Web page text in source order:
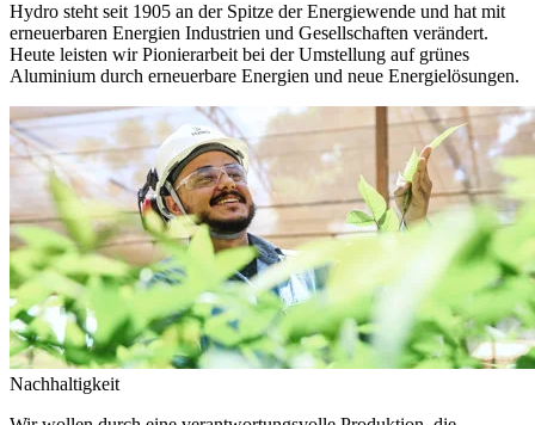
Hydro steht seit 1905 an der Spitze der Energiewende und hat mit
erneuerbaren Energien Industrien und Gesellschaften verändert.
Heute leisten wir Pionierarbeit bei der Umstellung auf grünes
Aluminium durch erneuerbare Energien und neue Energielösungen.
Nachhaltigkeit